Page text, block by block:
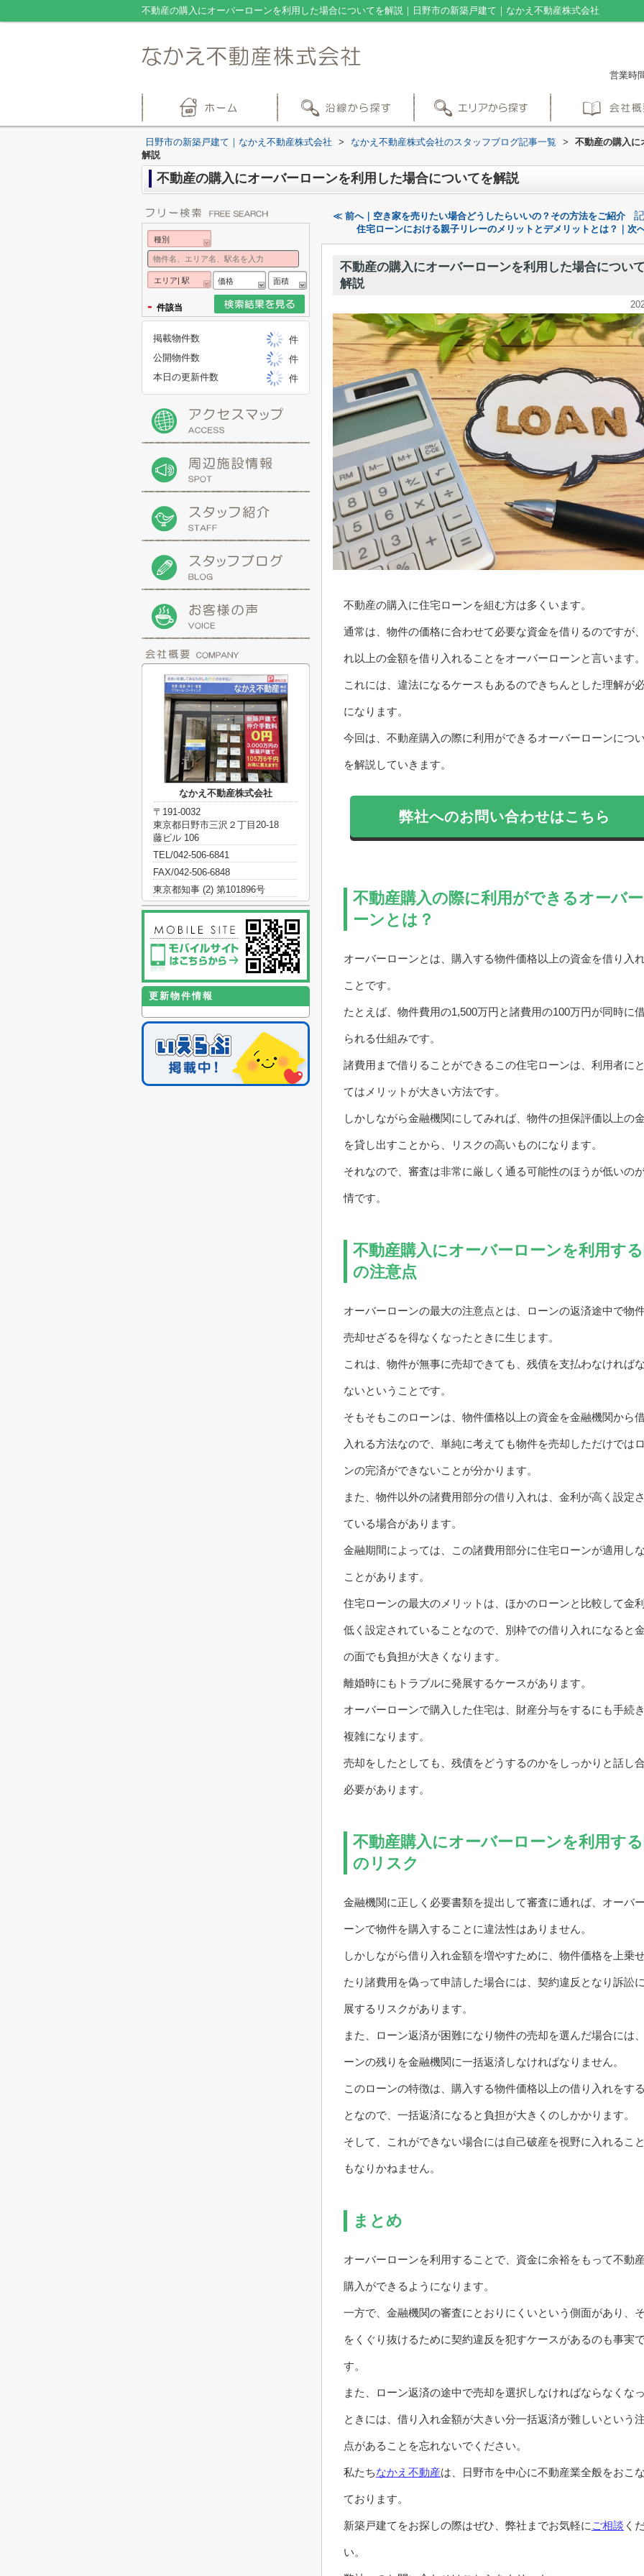
不動産の購入にオーバーローンを利用した場合についてを解説｜日野市の新築戸建て｜なかえ不動産株式会社
営業時
日野市の新築戸建て｜なかえ不動産株式会社 > なかえ不動産株式会社のスタッフブログ記事一覧 >
不動産の購入に
解説
不動産の購入にオーバーローンを利用した場合についてを解説
≪ 前へ｜空き家を売りたい場合どうしたらいいの？その方法をご紹介
住宅ローンにおける親子リレーのメリットとデメリットとは？｜次
不動産の購入にオーバーローンを利用した場合につい
解説
不動産の購入に住宅ローンを組む方は多くいます。
通常は、物件の価格に合わせて必要な資金を借りるのですが
れ以上の金額を借り入れることをオーバーローンと言います。
これには、違法になるケースもあるのできちんとした理解が
になります。
今回は、不動産購入の際に利用ができるオーバーローンにつ
を解説していきます。
弊社へのお問い合わせはこちら
不動産購入の際に利用ができるオーバ
ーンとは？
オーバーローンとは、購入する物件価格以上の資金を借り入
ことです。
たとえば、物件費用の1,500万円と諸費用の100万円が同時に
られる仕組みです。
諸費用まで借りることができるこの住宅ローンは、利用者に
てはメリットが大きい方法です。
しかしながら金融機関にしてみれば、物件の担保評価以上の
を貸し出すことから、リスクの高いものになります。
それなので、審査は非常に厳しく通る可能性のほうが低いの
情です。
不動産購入にオーバーローンを利用す
の注意点
オーバーローンの最大の注意点とは、ローンの返済途中で物
売却せざるを得なくなったときに生じます。
これは、物件が無事に売却できても、残債を支払わなければ
ないということです。
そもそもこのローンは、物件価格以上の資金を金融機関から
入れる方法なので、単純に考えても物件を売却しただけでは
ンの完済ができないことが分かります。
また、物件以外の諸費用部分の借り入れは、金利が高く設定
ている場合があります。
金融期間によっては、この諸費用部分に住宅ローンが適用し
ことがあります。
住宅ローンの最大のメリットは、ほかのローンと比較して金
低く設定されていることなので、別枠での借り入れになると
の面でも負担が大きくなります。
離婚時にもトラブルに発展するケースがあります。
オーバーローンで購入した住宅は、財産分与をするにも手続
複雑になります。
売却をしたとしても、残債をどうするのかをしっかりと話し
必要があります。
不動産購入にオーバーローンを利用す
のリスク
金融機関に正しく必要書類を提出して審査に通れば、オーバ
ーンで物件を購入することに違法性はありません。
しかしながら借り入れ金額を増やすために、物件価格を上乗
たり諸費用を偽って申請した場合には、契約違反となり訴訟
展するリスクがあります。
また、ローン返済が困難になり物件の売却を選んだ場合には
ーンの残りを金融機関に一括返済しなければなりません。
このローンの特徴は、購入する物件価格以上の借り入れをす
となので、一括返済になると負担が大きくのしかかります。
そして、これができない場合には自己破産を視野に入れるこ
もなりかねません。
まとめ
オーバーローンを利用することで、資金に余裕をもって不動
購入ができるようになります。
一方で、金融機関の審査にとおりにくいという側面があり、
をくぐり抜けるために契約違反を犯すケースがあるのも事実
す。
また、ローン返済の途中で売却を選択しなければならなくな
ときには、借り入れ金額が大きい分一括返済が難しいという
点があることを忘れないでください。
私たちなかえ不動産は、日野市を中心に不動産業全般をおこ
ております。
新築戸建てをお探しの際はぜひ、弊社までお気軽に ご相談 く
い。
種別
エリア| 駅 価格 面積
- 件該当
掲載物件数
件
公開物件数
件
本日の更新件数
件
なかえ不動産株式会社
〒191-0032
東京都日野市三沢２丁目20-18
藤ビル 106
TEL/042-506-6841
FAX/042-506-6848
東京都知事 (2) 第101896号
更新物件情報